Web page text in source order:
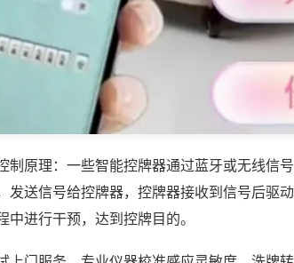
制原理：一些智能控牌器通过蓝牙或无线信
发送信号给控牌器，控牌器接收到信号后驱
中进行干预，达到控牌目的。